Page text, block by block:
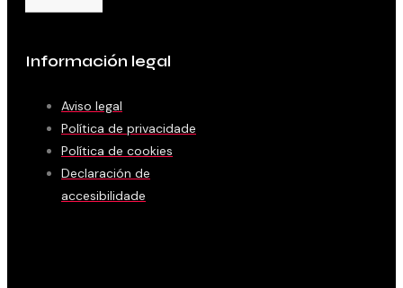
Información legal
Aviso legal
Política de privacidade
Política de cookies
Declaración de
accesibilidade